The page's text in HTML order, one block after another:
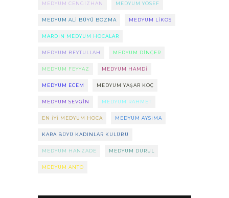
MEDYUM CENGIZHAN MEDYUM YOSEF
MEDYUM ALI BÜYÜ BOZMA MEDYUM LIKOS
MARDIN MEDYUM HOCALAR
MEDYUM BEYTULLAH MEDYUM DINÇER
MEDYUM FEYYAZ MEDYUM HAMDI
MEDYUM ECEM MEDYUM YAŞAR KOÇ
MEDYUM SEVGIN MEDYUM RAHMET
EN IYI MEDYUM HOCA MEDYUM AYSIMA
KARA BÜYÜ KADINLAR KULÜBÜ
MEDYUM HANZADE MEDYUM DURUL
MEDYUM ANTO